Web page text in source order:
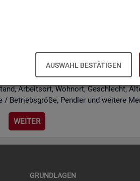
AUSWAHL BESTÄTIGEN
Be­schäf­tig­ten
und Ge­mein­den
Ar­beits­ort, Wohn­ort, Ge­schlecht,
/ Be­triebs­grö­ße, Pend­ler und wei­te­re
WEI­TER
GRUND­LA­GEN